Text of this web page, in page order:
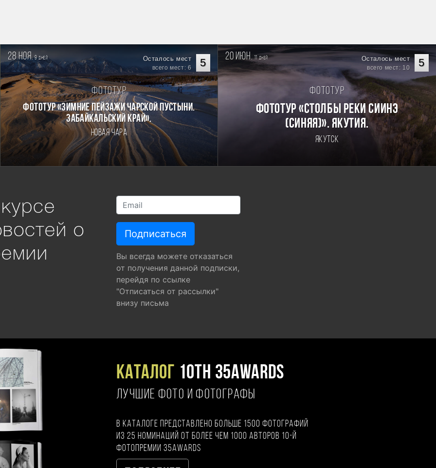
28 ноя.9дней 5
Осталось мест
всего мест: 6
Фототур
Фототур «Зимние пейзажи Чарской пустыни.
Забайкальский край».
Новая Чара
20 июн.11дней 5
Осталось мест
всего мест: 10
Фототур
Фототур «Столбы реки Сиинэ
(Синяя)». Якутия.
Якутск
о
Вы всегда можете отказаться
от получения данной подписки,
перейдя по ссылке
"Отписаться от рассылки"
внизу письма
Каталог 10TH 35AWARDS
ЛУЧШИЕ ФОТО И ФОТОГРАФЫ
В каталоге представлено больше 1500 фотографий
из 25 номинаций от более чем 1000 авторов 10-й
фотопремии 35AWARDS